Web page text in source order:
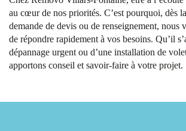
au cœur de nos priorités. C’est pourquoi, dès
demande de devis ou de renseignement, nous
de répondre rapidement à vos besoins. Qu’il
dépannage urgent ou d’une installation de
apportons conseil et savoir-faire à votre projet.